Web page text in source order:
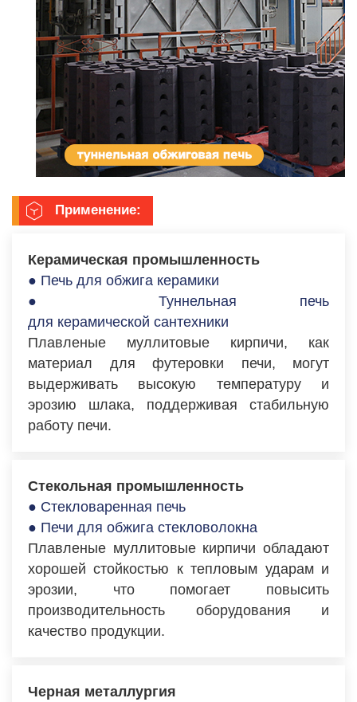
Применение:
Керамическая промышленность
● Печь для обжига керамики
● Туннельная печь
для керамической сантехники
Плавленые муллитовые кирпичи, как
материал для футеровки печи, могут
выдерживать высокую температуру и
эрозию шлака, поддерживая стабильную
работу печи.
Стекольная промышленность
● Стекловаренная печь
● Печи для обжига стекловолокна
Плавленые муллитовые кирпичи обладают
хорошей стойкостью к тепловым ударам и
эрозии, что помогает повысить
производительность оборудования и
качество продукции.
Черная металлургия